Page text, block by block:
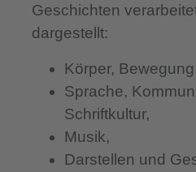
Geschichten
dargestellt:
Körper,
Sprache,
Schriftkultur,
Musik,
Darstellen und